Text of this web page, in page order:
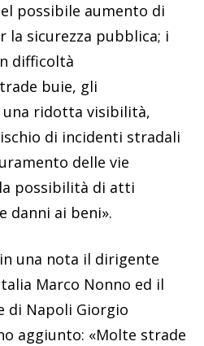
possibile aumento di
la sicurezza pubblica; i
difficoltà
buie, gli
ridotta visibilità,
di incidenti stradali
delle vie
possibilità di atti
danni ai beni».
una nota il dirigente
Marco Nonno ed il
di Napoli Giorgio
aggiunto: «Molte strade